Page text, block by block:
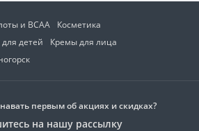
и BCAA
Косметика
детей
Кремы для лица
первым об акциях и скидках?
на нашу рассылку